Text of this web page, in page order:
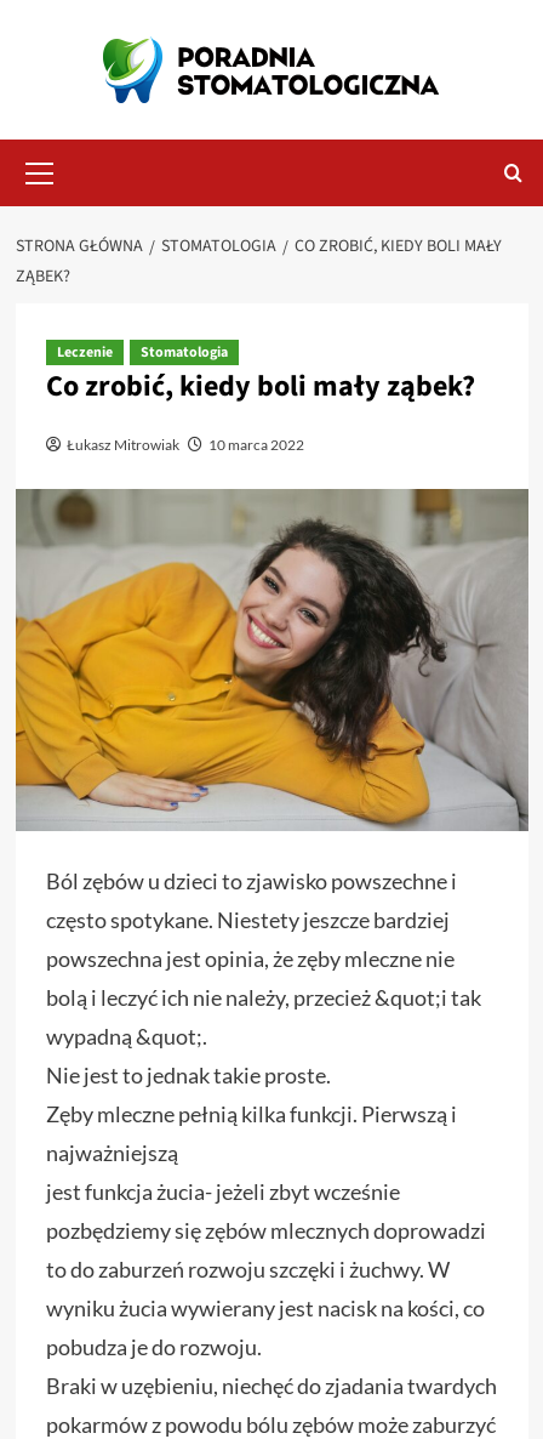
główne
STRONA GŁÓWNA STOMATOLOGIA
CO ZROBIĆ, KIEDY BOLI MAŁY
ZĄBEK?
Leczenie Stomatologia
Co zrobić, kiedy boli mały ząbek?
Łukasz Mitrowiak 10 marca 2022
Ból zębów u dzieci to zjawisko powszechne i
często spotykane. Niestety jeszcze bardziej
powszechna jest opinia, że zęby mleczne nie
bolą i leczyć ich nie należy, przecież &quot;i tak
wypadną &quot;.
Nie jest to jednak takie proste.
Zęby mleczne pełnią kilka funkcji. Pierwszą i
najważniejszą
jest funkcja żucia- jeżeli zbyt wcześnie
pozbędziemy się zębów mlecznych doprowadzi
to do zaburzeń rozwoju szczęki i żuchwy. W
wyniku żucia wywierany jest nacisk na kości, co
pobudza je do rozwoju.
Braki w uzębieniu, niechęć do zjadania twardych
pokarmów z powodu bólu zębów może zaburzyć